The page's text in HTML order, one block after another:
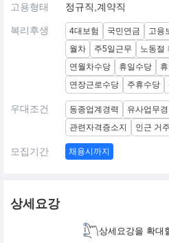
고용형태 정규직,계약직
복리후생 4대보험 국민연금 고용
월차
주5일근무 노동절
연월차수당
휴일수당
연장근로수당
주휴수당
우대조건 동종업계경력
유사업무
관련자격증소지
인근 거
모집기간 채용시까지
상세요강
상세요강을 확대